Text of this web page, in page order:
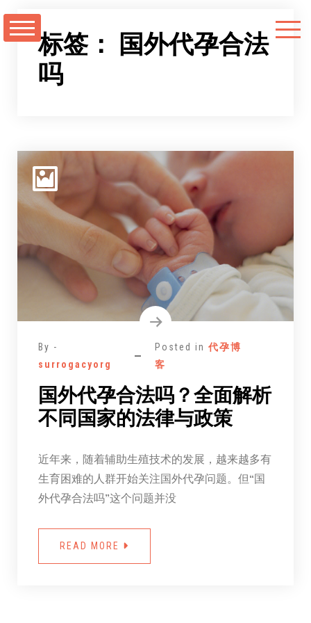
至
标签：
国外代孕合法
吗
By -
surrogacyorg
Posted in代孕博
客
国外代孕合法吗？全面解析
不同国家的法律与政策
近年来，随着辅助生殖技术的发展，越来越多有
生育困难的人群开始关注国外代孕问题。但“国
外代孕合法吗”这个问题并没
READ MORE